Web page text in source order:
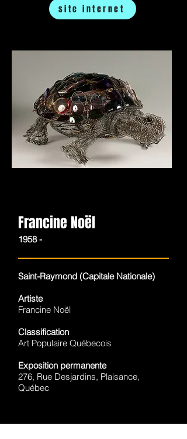
site internet
Francine Noël
1958 -
Saint-Raymond (Capitale Nationale)
Artiste
Francine Noël
Classification
Art Populaire Québecois
Exposition permanente
276, Rue Desjardins, Plaisance,
Québec